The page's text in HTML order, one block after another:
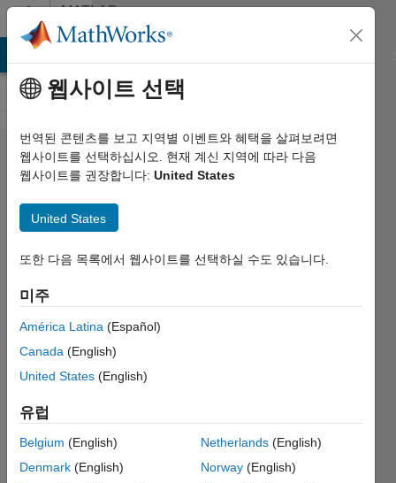
콘텐츠로 바로 가기
MATLAB
Answers
How to
find text
structure
within
string
array?
Golberg
15
2 답변
답변
채택됨
웹사이트 선택
번역된 콘텐츠를 보고 지역별 이벤트와 혜택을 살펴보려면
웹사이트를 선택하십시오. 현재 계신 지역에 따라 다음
웹사이트를 권장합니다: United States
United States
또한 다음 목록에서 웹사이트를 선택하실 수도 있습니다.
미주
América Latina (Español)
Canada (English)
United States (English)
유럽
Belgium (English)
Denmark (English)
Netherlands(English)
Norway(English)